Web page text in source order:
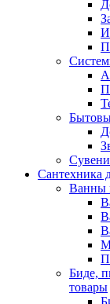
Сантехника
Ванны
Биде,
товары